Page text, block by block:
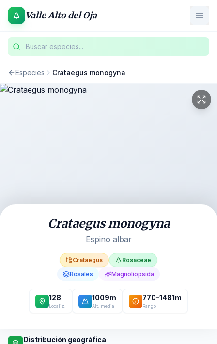
Valle Alto del Oja
Buscar especies...
Especies Crataegus monogyna
Crataegus monogyna
Espino albar
Crataegus
Rosaceae
Rosales
Magnoliopsida
128
Localiz.
1009m
Alt. media
770-1481m
Rango
Distribución geográfica